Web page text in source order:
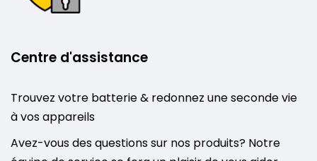
Centre d'assistance
Trouvez votre batterie & redonnez une seconde vie
à vos appareils
Avez-vous des questions sur nos produits? Notre